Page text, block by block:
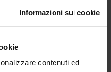
Informazioni sui cookie
contenuti ed
Pad. 14Stand:D02